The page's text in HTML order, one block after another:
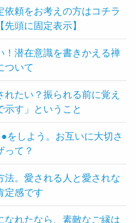
依頼をお考えの方はコチラ
頭に固定表示】
！潜在意識を書きかえる禅
ついて
れたい？振られる前に覚え
示す」ということ
をしよう。お互いに大切さ
って？
法。愛される人と愛されな
定感です
なれたなら、素敵なご縁は